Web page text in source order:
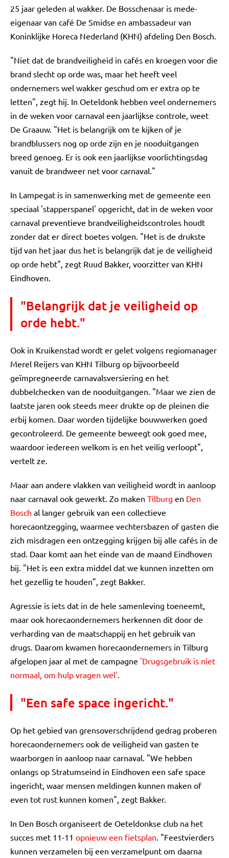
25 jaar geleden al wakker. De Bosschenaar is mede-
eigenaar van café De Smidse en ambassadeur van
Koninklijke Horeca Nederland (KHN) afdeling Den Bosch.
"Niet dat de brandveiligheid in cafés en kroegen voor die
brand slecht op orde was, maar het heeft veel
ondernemers wel wakker geschud om er extra op te
letten", zegt hij. In Oeteldonk hebben veel ondernemers
in de weken voor carnaval een jaarlijkse controle, weet
De Graauw. "Het is belangrijk om te kijken of je
brandblussers nog op orde zijn en je nooduitgangen
breed genoeg. Er is ook een jaarlijkse voorlichtingsdag
vanuit de brandweer net voor carnaval."
In Lampegat is in samenwerking met de gemeente een
speciaal 'stapperspanel' opgericht, dat in de weken voor
carnaval preventieve brandveiligheidscontroles houdt
zonder dat er direct boetes volgen. "Het is de drukste
tijd van het jaar dus het is belangrijk dat je de veiligheid
op orde hebt", zegt Ruud Bakker, voorzitter van KHN
Eindhoven.
"Belangrijk dat je veiligheid op
orde hebt."
Ook in Kruikenstad wordt er gelet volgens regiomanager
Merel Reijers van KHN Tilburg op bijvoorbeeld
geïmpregneerde carnavalsversiering en het
dubbelchecken van de nooduitgangen. "Maar we zien de
laatste jaren ook steeds meer drukte op de pleinen die
erbij komen. Daar worden tijdelijke bouwwerken goed
gecontroleerd. De gemeente beweegt ook goed mee,
waardoor iedereen welkom is en het veilig verloopt",
vertelt ze.
Maar aan andere vlakken van veiligheid wordt in aanloop
naar carnaval ook gewerkt. Zo maken Tilburg en Den
Bosch al langer gebruik van een collectieve
horecaontzegging, waarmee vechtersbazen of gasten die
zich misdragen een ontzegging krijgen bij alle cafés in de
stad. Daar komt aan het einde van de maand Eindhoven
bij. "Het is een extra middel dat we kunnen inzetten om
het gezellig te houden", zegt Bakker.
Agressie is iets dat in de hele samenleving toeneemt,
maar ook horecaondernemers herkennen dit door de
verharding van de maatschappij en het gebruik van
drugs. Daarom kwamen horecaondernemers in Tilburg
afgelopen jaar al met de campagne 'Drugsgebruik is niet
normaal, om hulp vragen wel'.
"Een safe space ingericht."
Op het gebied van grensoverschrijdend gedrag proberen
horecaondernemers ook de veiligheid van gasten te
waarborgen in aanloop naar carnaval. "We hebben
onlangs op Stratumseind in Eindhoven een safe space
ingericht, waar mensen meldingen kunnen maken of
even tot rust kunnen komen", zegt Bakker.
In Den Bosch organiseert de Oeteldonkse club na het
succes met 11-11 opnieuw een fietsplan. "Feestvierders
kunnen verzamelen bij een verzamelpunt om daarna